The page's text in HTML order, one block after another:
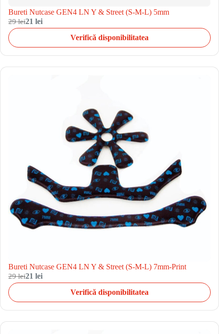
Bureti Nutcase GEN4 LN Y & Street (S-M-L) 5mm
29 lei21 lei
Verifică disponibilitatea
Bureti Nutcase GEN4 LN Y & Street (S-M-L) 7mm-Print
29 lei21 lei
Verifică disponibilitatea